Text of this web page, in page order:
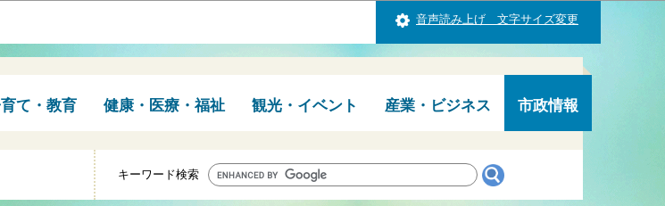
音声読み上げ 文字サイズ変更
て・教育 健康・医療・福祉 観光・イベント 産業・ビジネス 市政情報
キーワード検索